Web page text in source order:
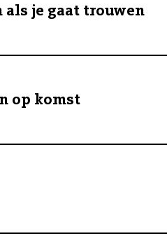
als je gaat trouwen
op komst